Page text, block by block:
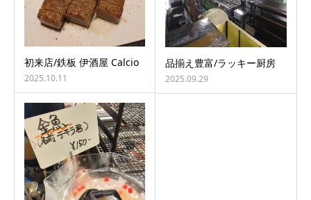
初来店/鉄板 伊酒屋 Calcio
2025.10.11
品揃え豊富/ラッキー厨房
2025.09.29